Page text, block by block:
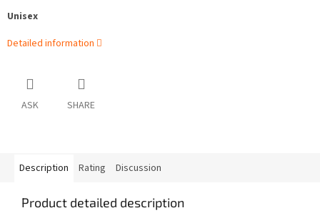
Unisex
Detailed information
ASK SHARE
Description Rating Discussion
Product detailed description